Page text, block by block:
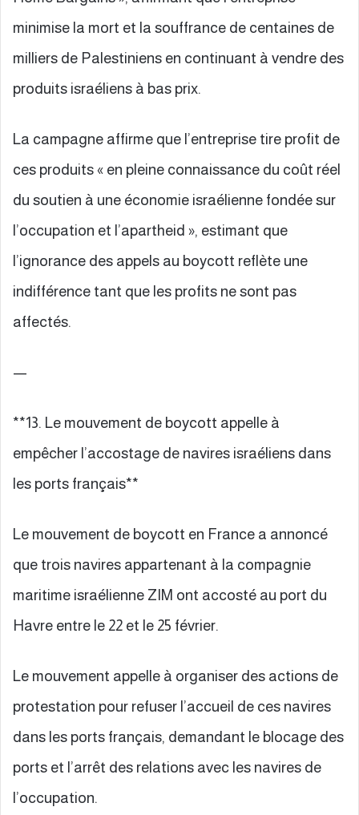
minimise la mort et la souffrance de centaines de
milliers de Palestiniens en continuant à vendre des
produits israéliens à bas prix.
La campagne affirme que l’entreprise tire profit de
ces produits « en pleine connaissance du coût réel
du soutien à une économie israélienne fondée sur
l’occupation et l’apartheid », estimant que
l’ignorance des appels au boycott reflète une
indifférence tant que les profits ne sont pas
affectés.
—
**13. Le mouvement de boycott appelle à
empêcher l’accostage de navires israéliens dans
les ports français**
Le mouvement de boycott en France a annoncé
que trois navires appartenant à la compagnie
maritime israélienne ZIM ont accosté au port du
Havre entre le 22 et le 25 février.
Le mouvement appelle à organiser des actions de
protestation pour refuser l’accueil de ces navires
dans les ports français, demandant le blocage des
ports et l’arrêt des relations avec les navires de
l’occupation.